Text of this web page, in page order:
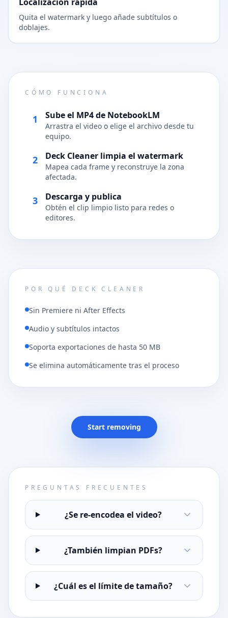
Quita el watermark y luego añade subtítulos o
doblajes.
CÓMO FUNCIONA
1 Sube el MP4 de NotebookLM
Arrastra el video o elige el archivo desde tu
equipo.
2 Deck Cleaner limpia el watermark
Mapea cada frame y reconstruye la zona
afectada.
3 Descarga y publica
Obtén el clip limpio listo para redes o
editores.
POR QUÉ DECK CLEANER
Sin Premiere ni After Effects
Audio y subtítulos intactos
Soporta exportaciones de hasta 50 MB
Se elimina automáticamente tras el proceso
Start removing
PREGUNTAS FRECUENTES
¿Se re-encodea el video?
¿También limpian PDFs?
¿Cuál es el límite de tamaño?